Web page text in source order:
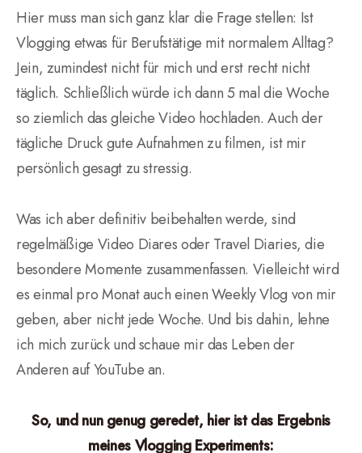
Hier muss man sich ganz klar die Frage stellen: Ist
Vlogging etwas für Berufstätige mit normalem Alltag?
Jein, zumindest nicht für mich und erst recht nicht
täglich. Schließlich würde ich dann 5 mal die Woche
so ziemlich das gleiche Video hochladen. Auch der
tägliche Druck gute Aufnahmen zu filmen, ist mir
persönlich gesagt zu stressig.
Was ich aber definitiv beibehalten werde, sind
regelmäßige Video Diares oder Travel Diaries, die
besondere Momente zusammenfassen. Vielleicht wird
es einmal pro Monat auch einen Weekly Vlog von mir
geben, aber nicht jede Woche. Und bis dahin, lehne
ich mich zurück und schaue mir das Leben der
Anderen auf YouTube an.
So, und nun genug geredet, hier ist das Ergebnis
meines Vlogging Experiments: